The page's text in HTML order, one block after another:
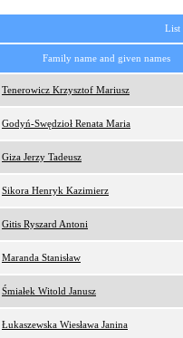
List
Family name and given names
Tenerowicz Krzysztof Mariusz
Godyń-Swędzioł Renata Maria
Giza Jerzy Tadeusz
Sikora Henryk Kazimierz
Gitis Ryszard Antoni
Maranda Stanisław
Śmiałek Witold Janusz
Łukaszewska Wiesława Janina